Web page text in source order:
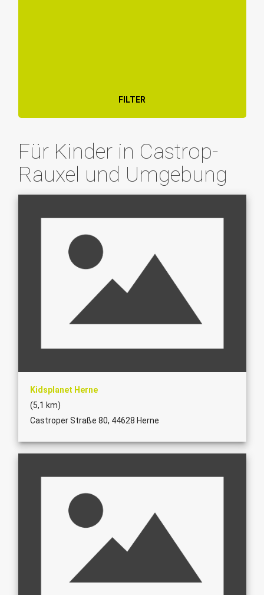
FILTER
Für Kinder in Castrop-
Rauxel und Umgebung
Kidsplanet Herne
(5,1 km)
Castroper Straße 80, 44628 Herne